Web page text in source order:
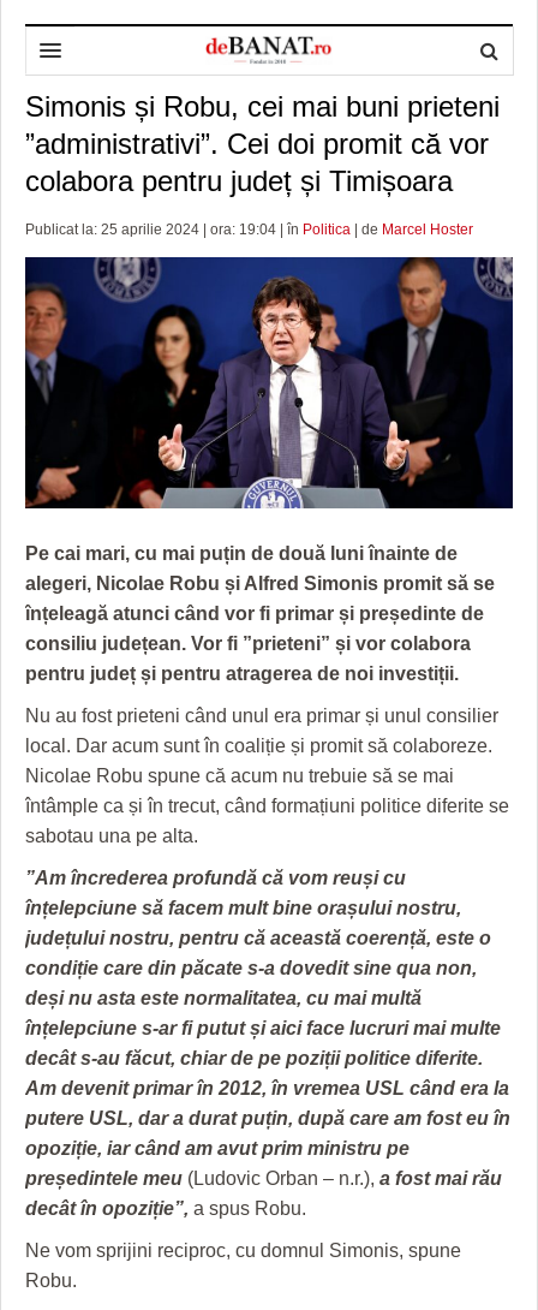
HOME
DESPRE NOI
REDACȚIA DEBANAT
POLITICA DE CONFIDENȚIALITATE
ADMINISTRAȚIE
PRIMĂRIA TIMIŞOARA
PREFECTURA TIMIŞ
POLI TIMISOARA
FOTBAL JUDETEAN
ALTE SPORTURI
OPINII
DOSARELE DEBANAT
ETICA LUCIDITĂȚII ASISTATE
JURNAL DE CAMPANIE
ZÂMBETE AMARE
GRĂDINA TAICII DOMNULUI
ZIARISTU’ DE TERASĂ
CU OIŞTEA-N KIERKEGAARD
FINANŢĂRI DE LA A LA Z
PE SURSE
TIMP LIBER ȘI CULTURĂ
ULTRAMARIN VA RECOMANDA
CULTURA
CRONICĂ DE FILM
UNDE MERGEM
FILME DOCUMENTARE
CLIPURI VIDEO
JOCURI ONLINE
AFACERI
SĂNĂTATE
MAI MULTE
ACCIDENTE
ANUNŢURI
INFO SI UTILE
CULTURA
INVATAMANT
FILME DOCUMENTARE
CLIPURI VIDEO
JOCURI ONLINE
FARMACII DIN TIMIŞOARA
HARTA TIMIŞOAREI
LICEE, ŞCOLI ŞI GRĂDINIŢE DIN TIMIŞ
PRIMĂRIILE DIN TIMIŞ
Simonis și Robu, cei mai buni prieteni
”administrativi”. Cei doi promit că vor
colabora pentru județ și Timișoara
Publicat la: 25 aprilie 2024 | ora: 19:04 | în Politica | de Marcel Hoster
Pe cai mari, cu mai puțin de două luni înainte de
alegeri, Nicolae Robu și Alfred Simonis promit să se
înțeleagă atunci când vor fi primar și președinte de
consiliu județean. Vor fi ”prieteni” și vor colabora
pentru județ și pentru atragerea de noi investiții.
Nu au fost prieteni când unul era primar și unul consilier
local. Dar acum sunt în coaliție și promit să colaboreze.
Nicolae Robu spune că acum nu trebuie să se mai
întâmple ca și în trecut, când formațiuni politice diferite se
sabotau una pe alta.
”Am încrederea profundă că vom reuși cu
înțelepciune să facem mult bine orașului nostru,
județului nostru, pentru că această coerență, este o
condiție care din păcate s-a dovedit sine qua non,
deși nu asta este normalitatea, cu mai multă
înțelepciune s-ar fi putut și aici face lucruri mai multe
decât s-au făcut, chiar de pe poziții politice diferite.
Am devenit primar în 2012, în vremea USL când era la
putere USL, dar a durat puțin, după care am fost eu în
opoziție, iar când am avut prim ministru pe
președintele meu (Ludovic Orban – n.r.), a fost mai rău
decât în opoziție”, a spus Robu.
Ne vom sprijini reciproc, cu domnul Simonis, spune
Robu.